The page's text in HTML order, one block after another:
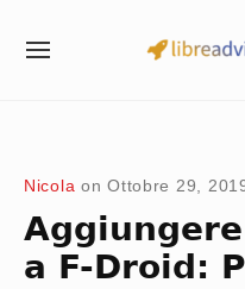
SITE
Nicola on Ottobre 29,
a F-Droid: